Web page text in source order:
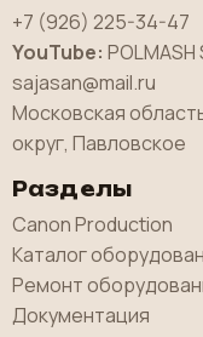
+7 (926) 225-34-47
YouTube:
sajasan@mail.ru
Московская
округ, Павловское
Разделы
Canon Production
Каталог
Ремонт
Документация